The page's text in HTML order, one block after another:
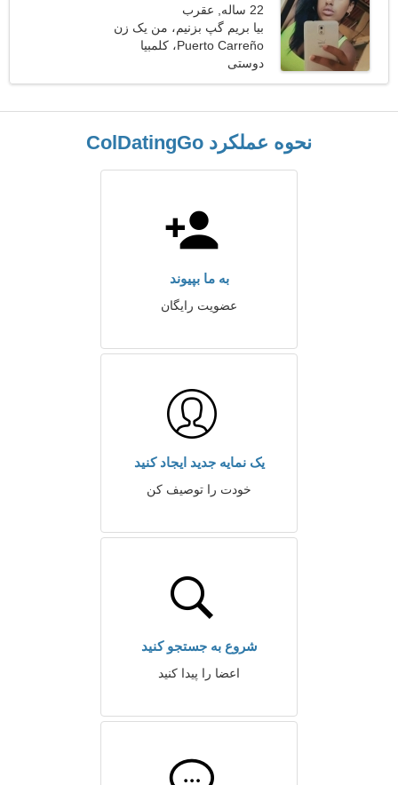
22 ساله, عقرب
بیا بریم گپ بزنیم، من یک زن
احساساتی هستم
Puerto Carreño، کلمبیا
دوستی
نحوه عملکرد ColDatingGo
به ما بپیوند
عضویت رایگان
یک نمایه جدید ایجاد کنید
خودت را توصیف کن
شروع به جستجو کنید
اعضا را پیدا کنید